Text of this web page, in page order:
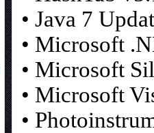
• Java 7
• Microsoft
• Microsoft
• Microsoft
•